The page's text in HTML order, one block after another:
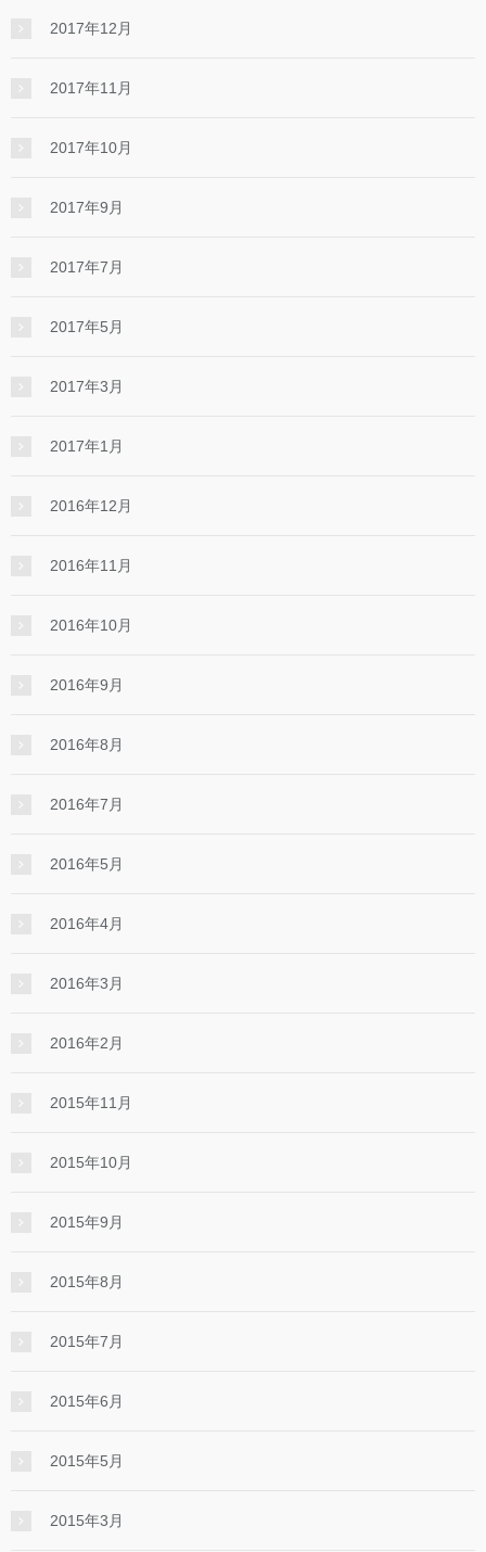
2017年12月
2017年11月
2017年10月
2017年9月
2017年7月
2017年5月
2017年3月
2017年1月
2016年12月
2016年11月
2016年10月
2016年9月
2016年8月
2016年7月
2016年5月
2016年4月
2016年3月
2016年2月
2015年11月
2015年10月
2015年9月
2015年8月
2015年7月
2015年6月
2015年5月
2015年3月